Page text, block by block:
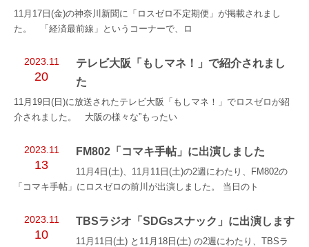
11月17日(金)の神奈川新聞に「ロスゼロ不定期便」が掲載されまし
た。 「経済最前線」というコーナーで、ロ
2023.11
20
テレビ大阪「もしマネ！」で紹介されまし
た
11月19日(日)に放送されたテレビ大阪「もしマネ！」でロスゼロが紹
介されました。 大阪の様々な”もったい
2023.11
13
FM802「コマキ手帖」に出演しました
11月4日(土)、11月11日(土)の2週にわたり、FM802の
「コマキ手帖」にロスゼロの前川が出演しました。 当日のト
2023.11
10
TBSラジオ「SDGsスナック」に出演します
11月11日(土) と11月18日(土) の2週にわたり、TBSラ